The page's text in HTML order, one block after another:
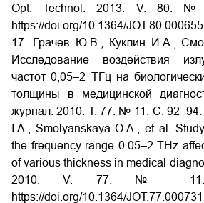
Opt. Technol. 2013. V. 80. №
https://doi.org/10.1364/JOT.80.000655
17. Грачев Ю.В., Куклин И.А.,
Исследование воздействия
частот 0,05–2 ТГц на
толщины в медицинской
журнал. 2010. Т. 77. № 11. С. 92–94.
I.A., Smolyanskaya O.A., et al.
the frequency range 0.05–2 THz
of various thickness in medical
2010. V. 77. № 11.
https://doi.org/10.1364/JOT.77.000731